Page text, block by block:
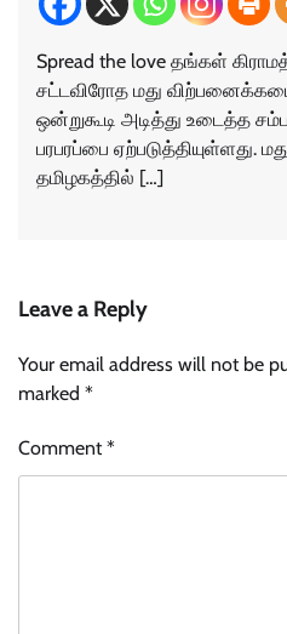
Spread the love தங்கள்
சட்டவிரோத மது
ஒன்றுகூடி அடித்து உடைத்த
பரபரப்பை ஏற்படுத்தியுள்ளது.
தமிழகத்தில் […]
Leave a Reply
Your email address will not be
marked *
Comment*